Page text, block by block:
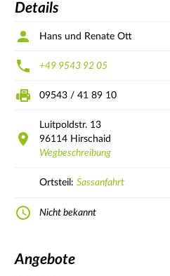
Details
Hans und Renate Ott
+49 9543 92 05
09543 / 41 89 10
Luitpoldstr. 13
96114 Hirschaid
Wegbeschreibung
Ortsteil: Sassanfahrt
Nicht bekannt
Angebote